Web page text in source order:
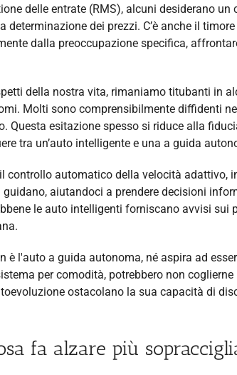
delle entrate (RMS), alcuni desiderano un
dei prezzi. C’è anche il
dalla preoccupazione specifica,
della nostra vita, rimaniamo titubanti in
Molti sono comprensibilmente diffidenti
Questa esitazione spesso si riduce alla
tra un’auto intelligente e una a guida
automatico della velocità adattivo,
aiutandoci a prendere decisioni
le auto intelligenti forniscano avvisi sui
è l'auto a guida autonoma, né aspira ad
per comodità, potrebbero non
ostacolano la sua capacità di
fa alzare più